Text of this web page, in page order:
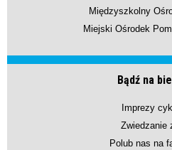
Międzyszkolny
Miejski Ośrodek
Bądź na
Imprezy
Zwiedzanie
Polub nas na